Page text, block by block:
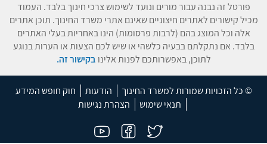
פורטל זה נבנה עבור מורים ונועד לשימוש צרכי חינוך בלבד. העמוד
מכיל קישורים לאתרים חיצוניים שאינם אתרי משרד החינוך. תוכן אתרים
אלה וכל המוצג בהם (לרבות פרסומות) הינו באחריות בעלי האתרים
בלבד. אם נתקלתם בבעיה כלשהי או שיש לכם הצעות או הערות בנוגע
לתוכן, באפשרותכם לפנות אלינו בקישור זה.
© כל הזכויות שמורות למשרד החינוך הודעות
חוק חופש המידע
תנאי שימוש
הצהרת נגישות